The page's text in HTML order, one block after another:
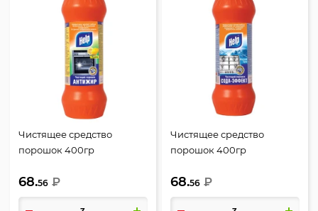
Чистящее средство
порошок 400гр
Лимон 4-5710
68.56 ₽
Чистящее средство
порошок 400гр
эффект Морской бриз 4-
5712
68.56 ₽